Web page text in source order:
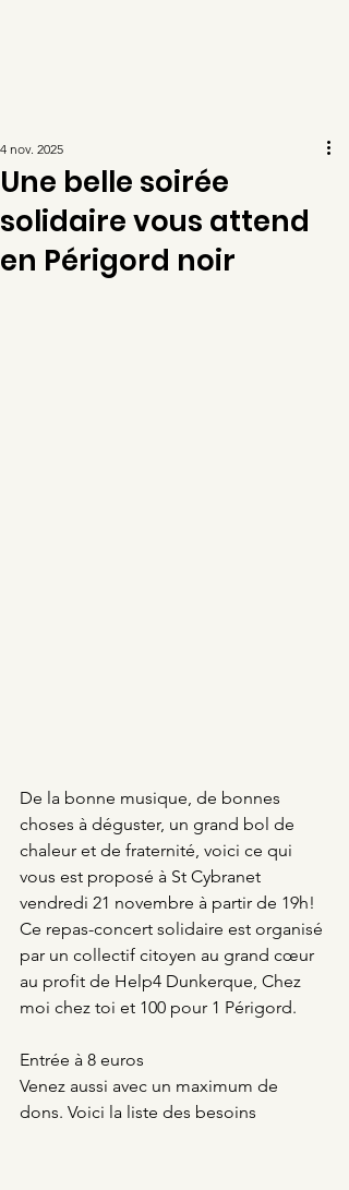
Une belle soirée
solidaire vous attend
en Périgord noir
4 nov. 2025
De la bonne musique, de bonnes
choses à déguster, un grand bol de
chaleur et de fraternité, voici ce qui
vous est proposé à St Cybranet
vendredi 21 novembre à partir de 19h!
Ce repas-concert solidaire est organisé
par un collectif citoyen au grand cœur
au profit de Help4 Dunkerque, Chez
moi chez toi et 100 pour 1 Périgord.
Entrée à 8 euros
Venez aussi avec un maximum de
dons. Voici la liste des besoins